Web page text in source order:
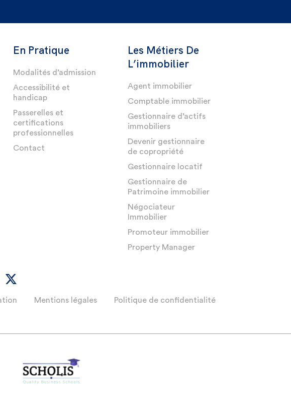
En Pratique
Modalités d’admission
Accessibilité et
handicap
Passerelles et
certifications
professionnelles
Contact
Les Métiers De
L’immobilier
Agent immobilier
Comptable immobilier
Gestionnaire d’actifs
immobiliers
Devenir gestionnaire
de copropriété
Gestionnaire locatif
Gestionnaire de
Patrimoine immobilier
Négociateur
Immobilier
Promoteur immobilier
Property Manager
Mentions légales Politique de confidentialité